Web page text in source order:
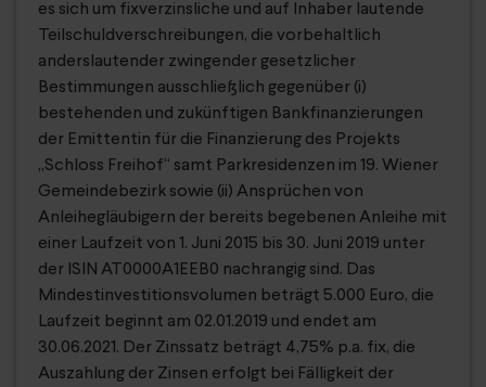
es sich um fixverzinsliche und auf Inhaber lautende
Teilschuldverschreibungen, die vorbehaltlich
anderslautender zwingender gesetzlicher
Bestimmungen ausschließlich gegenüber (i)
bestehenden und zukünftigen Bankfinanzierungen
der Emittentin für die Finanzierung des Projekts
„Schloss Freihof“ samt Parkresidenzen im 19. Wiener
Gemeindebezirk sowie (ii) Ansprüchen von
Anleihegläubigern der bereits begebenen Anleihe mit
einer Laufzeit von 1. Juni 2015 bis 30. Juni 2019 unter
der ISIN AT0000A1EEB0 nachrangig sind. Das
Mindestinvestitionsvolumen beträgt 5.000 Euro, die
Laufzeit beginnt am 02.01.2019 und endet am
30.06.2021. Der Zinssatz beträgt 4,75% p.a. fix, die
Auszahlung der Zinsen erfolgt bei Fälligkeit der